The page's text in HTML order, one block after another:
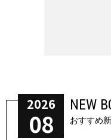
2026
08
NEW
おすすめ